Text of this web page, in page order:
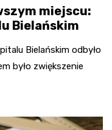
miejscu:
Bielańskim
Bielańskim odbyło
było zwiększenie